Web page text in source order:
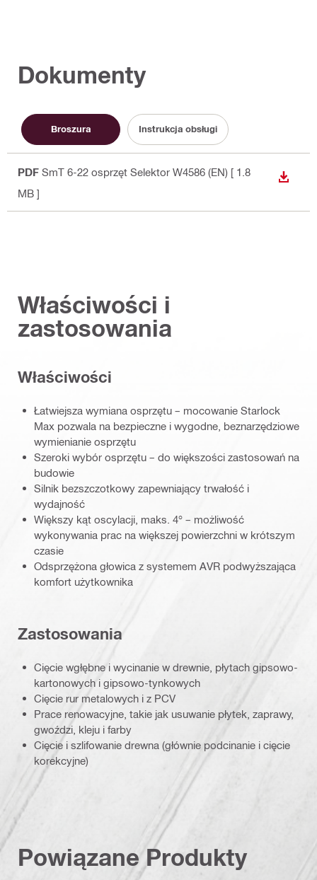
Dokumenty
Broszura Instrukcja obsługi
PDF SmT 6-22 osprzęt Selektor W4586 (EN) [ 1.8
MB ]
Właściwości i
zastosowania
Właściwości
Łatwiejsza wymiana osprzętu – mocowanie Starlock
Max pozwala na bezpieczne i wygodne, beznarzędziowe
wymienianie osprzętu
Szeroki wybór osprzętu – do większości zastosowań na
budowie
Silnik bezszczotkowy zapewniający trwałość i
wydajność
Większy kąt oscylacji, maks. 4° – możliwość
wykonywania prac na większej powierzchni w krótszym
czasie
Odsprzężona głowica z systemem AVR podwyższająca
komfort użytkownika
Zastosowania
Cięcie wgłębne i wycinanie w drewnie, płytach gipsowo-
kartonowych i gipsowo-tynkowych
Cięcie rur metalowych i z PCV
Prace renowacyjne, takie jak usuwanie płytek, zaprawy,
gwoździ, kleju i farby
Cięcie i szlifowanie drewna (głównie podcinanie i cięcie
korekcyjne)
Powiązane Produkty